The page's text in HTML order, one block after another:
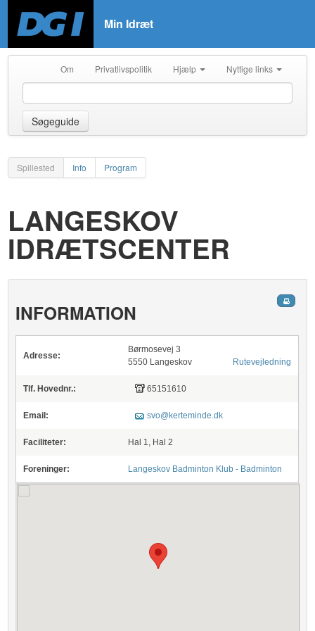
Min Idræt
Om Privatlivspolitik Hjælp Nyttige links
Søgeguide
Spillested Info Program
LANGESKOV
IDRÆTSCENTER
INFORMATION
Adresse:
Børmosevej 3
5550 Langeskov
Rutevejledning
Tlf. Hovednr.: 65151610
Email: svo@kerteminde.dk
Faciliteter: Hal 1, Hal 2
Foreninger: Langeskov Badminton Klub - Badminton